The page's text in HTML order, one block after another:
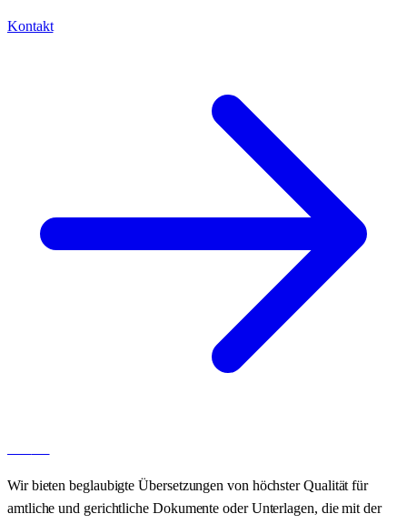
Kontakt
Wir bieten beglaubigte Übersetzungen von höchster Qualität für
amtliche und gerichtliche Dokumente oder Unterlagen, die mit der